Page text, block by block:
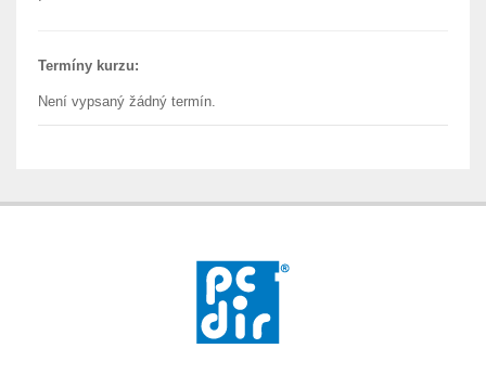
Termíny kurzu:
Není vypsaný žádný termín.